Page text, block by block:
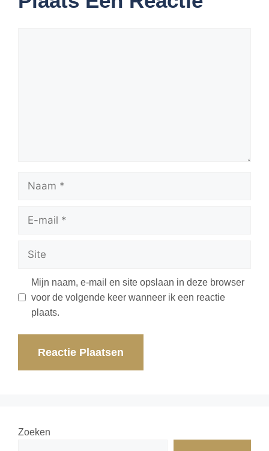
Mijn naam, e-mail en site opslaan in deze browser
voor de volgende keer wanneer ik een reactie
plaats.
Zoeken